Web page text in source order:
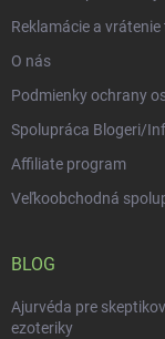
Reklamácie a
O nás
Podmienky ochrany
Spolupráca Blogeri/
Affiliate program
Veľkoobchodná
BLOG
Ajurvéda pre
ezoteriky